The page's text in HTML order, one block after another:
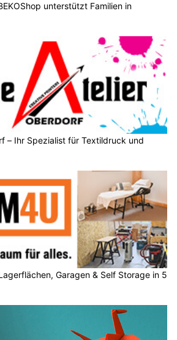
unterstützt Familien in
– Ihr Spezialist für Textildruck und
Garagen & Self Storage in 5